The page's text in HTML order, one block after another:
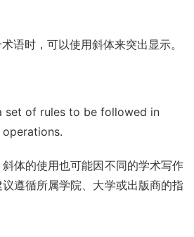
语时，可以使用斜体来突出显示。
set of rules to be followed in
体的使用也可能因不同的学术写作
遵循所属学院、大学或出版商的指